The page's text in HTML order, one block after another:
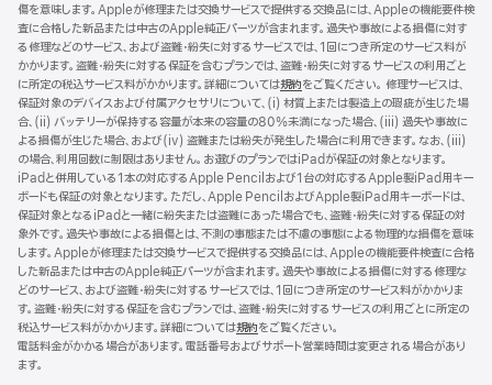
開
き
ま
す）
傷を意味します。Appleが修理または交換サービスで提供する交換品には、Appleの機能要件検
査に合格した新品または中古のApple純正パーツが含まれます。過失や事故による損傷に対す
る修理などのサービス、および盗難・紛失に対するサービスでは、1回につき所定のサービス料が
かかります。盗難・紛失に対する保証を含むプランでは、盗難・紛失に対するサービスの利用ごと
に所定の税込サービス料がかかります。詳細については規約（新
規
ウ
イ
ン
ド
ウ
で
開
き
ま
す）
をご覧ください。 修理サービスは、
保証対象のデバイスおよび付属アクセサリについて、(i) 材質上または製造上の瑕疵が生じた場
合、(ii) バッテリーが保持する容量が本来の容量の80%未満になった場合、(iii) 過失や事故に
よる損傷が生じた場合、および(iv) 盗難または紛失が発生した場合に利用できます。なお、(iii)
の場合、利用回数に制限はありません。お選びのプランではiPadが保証の対象となります。
iPadと併用している1本の対応するApple Pencilおよび1台の対応するApple製iPad用キー
ボードも保証の対象となります。ただし、Apple PencilおよびApple製iPad用キーボードは、
保証対象となるiPadと一緒に紛失または盗難にあった場合でも、盗難・紛失に対する保証の対
象外です。過失や事故による損傷とは、不測の事態または不慮の事態による物理的な損傷を意味
します。Appleが修理または交換サービスで提供する交換品には、Appleの機能要件検査に合格
した新品または中古のApple純正パーツが含まれます。過失や事故による損傷に対する修理な
どのサービス、および盗難・紛失に対するサービスでは、1回につき所定のサービス料がかかりま
す。盗難・紛失に対する保証を含むプランでは、盗難・紛失に対するサービスの利用ごとに所定の
税込サービス料がかかります。詳細については規約（新
規
をご覧ください。
電話料金がかかる場合があります。電話番号およびサポート営業時間は変更される場合があり
ます。